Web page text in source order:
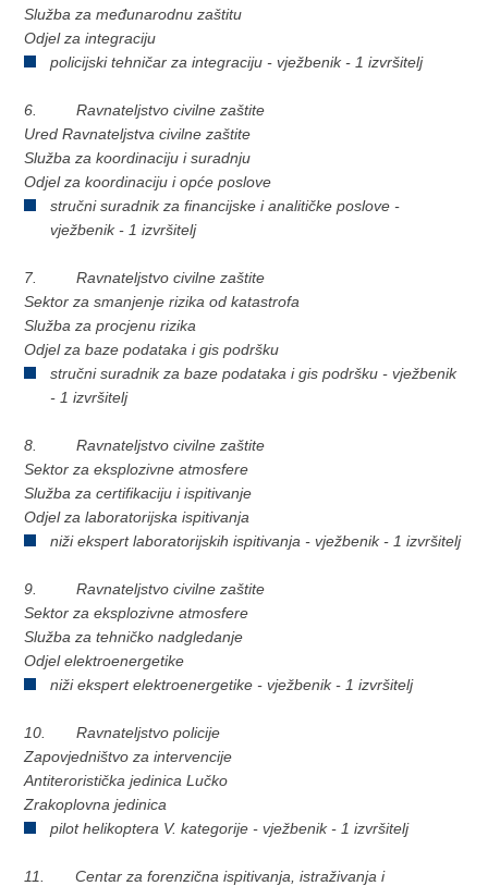
Služba za međunarodnu zaštitu
Odjel za integraciju
policijski tehničar za integraciju - vježbenik - 1 izvršitelj
6. Ravnateljstvo civilne zaštite
Ured Ravnateljstva civilne zaštite
Služba za koordinaciju i suradnju
Odjel za koordinaciju i opće poslove
stručni suradnik za financijske i analitičke poslove -
vježbenik - 1 izvršitelj
7. Ravnateljstvo civilne zaštite
Sektor za smanjenje rizika od katastrofa
Služba za procjenu rizika
Odjel za baze podataka i gis podršku
stručni suradnik za baze podataka i gis podršku - vježbenik
- 1 izvršitelj
8. Ravnateljstvo civilne zaštite
Sektor za eksplozivne atmosfere
Služba za certifikaciju i ispitivanje
Odjel za laboratorijska ispitivanja
niži ekspert laboratorijskih ispitivanja - vježbenik - 1 izvršitelj
9. Ravnateljstvo civilne zaštite
Sektor za eksplozivne atmosfere
Služba za tehničko nadgledanje
Odjel elektroenergetike
niži ekspert elektroenergetike - vježbenik - 1 izvršitelj
10. Ravnateljstvo policije
Zapovjedništvo za intervencije
Antiteroristička jedinica Lučko
Zrakoplovna jedinica
pilot helikoptera V. kategorije - vježbenik - 1 izvršitelj
11. Centar za forenzična ispitivanja, istraživanja i